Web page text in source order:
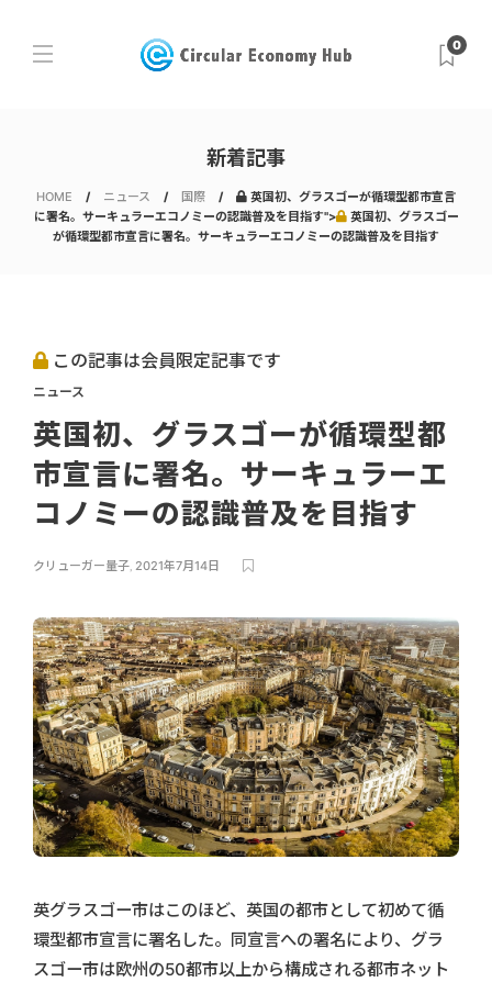
0
新着記事
HOME ニュース 国際
英国初、グラスゴーが循環型都市宣言
に署名。サーキュラーエコノミーの認識普及を目指す">
英国初、グラスゴー
が循環型都市宣言に署名。サーキュラーエコノミーの認識普及を目指す
この記事は会員限定記事です
ニュース
英国初、グラスゴーが循環型都
市宣言に署名。サーキュラーエ
コノミーの認識普及を目指す
クリューガー量子, 2021年7月14日
英グラスゴー市はこのほど、英国の都市として初めて循
環型都市宣言に署名した。同宣言への署名により、グラ
スゴー市は欧州の50都市以上から構成される都市ネット